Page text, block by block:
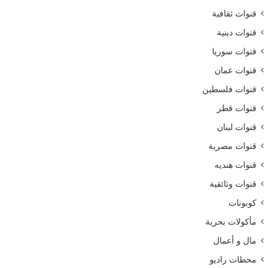
قنوات ثقافية
قنوات دينية
قنوات سوريا
قنوات عمان
قنوات فلسطين
قنوات قطر
قنوات لبنان
قنوات مصرية
قنوات هنديه
قنوات وثائقية
كوبونات
مأكولات بحرية
مال و أعمال
محطات راديو